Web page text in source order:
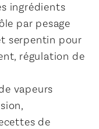
ingrédients
par pesage
serpentin pour
régulation de
vapeurs
de